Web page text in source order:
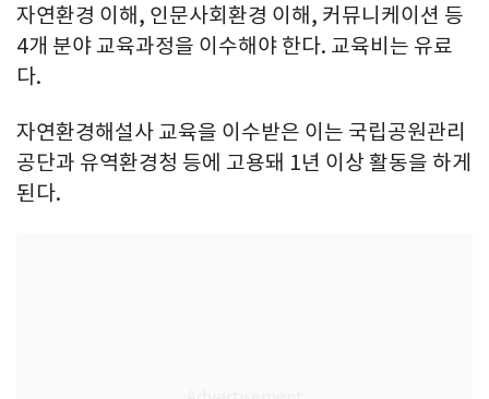
자연환경 이해, 인문사회환경 이해, 커뮤니케이션 등
4개 분야 교육과정을 이수해야 한다. 교육비는 유료
다.
자연환경해설사 교육을 이수받은 이는 국립공원관리
공단과 유역환경청 등에 고용돼 1년 이상 활동을 하게
된다.